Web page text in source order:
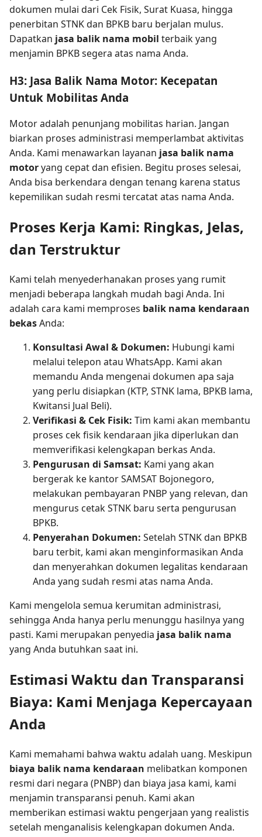
dokumen mulai dari Cek Fisik, Surat Kuasa, hingga
penerbitan STNK dan BPKB baru berjalan mulus.
Dapatkan jasa balik nama mobil terbaik yang
menjamin BPKB segera atas nama Anda.
H3: Jasa Balik Nama Motor: Kecepatan
Untuk Mobilitas Anda
Motor adalah penunjang mobilitas harian. Jangan
biarkan proses administrasi memperlambat aktivitas
Anda. Kami menawarkan layanan jasa balik nama
motoryang cepat dan efisien. Begitu proses selesai,
Anda bisa berkendara dengan tenang karena status
kepemilikan sudah resmi tercatat atas nama Anda.
Proses Kerja Kami: Ringkas, Jelas,
dan Terstruktur
Kami telah menyederhanakan proses yang rumit
menjadi beberapa langkah mudah bagi Anda. Ini
adalah cara kami memproses balik nama kendaraan
bekasAnda:
Konsultasi Awal & Dokumen: Hubungi kami
melalui telepon atau WhatsApp. Kami akan
memandu Anda mengenai dokumen apa saja
yang perlu disiapkan (KTP, STNK lama, BPKB lama,
Kwitansi Jual Beli).
Verifikasi & Cek Fisik: Tim kami akan membantu
proses cek fisik kendaraan jika diperlukan dan
memverifikasi kelengkapan berkas Anda.
Pengurusan di Samsat: Kami yang akan
bergerak ke kantor SAMSAT Bojonegoro,
melakukan pembayaran PNBP yang relevan, dan
mengurus cetak STNK baru serta pengurusan
BPKB.
Penyerahan Dokumen: Setelah STNK dan BPKB
baru terbit, kami akan menginformasikan Anda
dan menyerahkan dokumen legalitas kendaraan
Anda yang sudah resmi atas nama Anda.
Kami mengelola semua kerumitan administrasi,
sehingga Anda hanya perlu menunggu hasilnya yang
pasti. Kami merupakan penyedia jasa balik nama
yang Anda butuhkan saat ini.
Estimasi Waktu dan Transparansi
Biaya: Kami Menjaga Kepercayaan
Anda
Kami memahami bahwa waktu adalah uang. Meskipun
biaya balik nama kendaraan melibatkan komponen
resmi dari negara (PNBP) dan biaya jasa kami, kami
menjamin transparansi penuh. Kami akan
memberikan estimasi waktu pengerjaan yang realistis
setelah menganalisis kelengkapan dokumen Anda.